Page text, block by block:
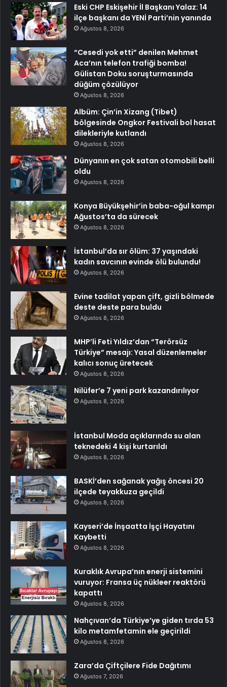
Eski CHP Eskişehir İl Başkanı Yalaz: 14
ilçe başkanı da YENİ Parti’nin yanında
Ağustos 8, 2026
“Cesedi yok etti” denilen Mehmet
Aca’nın telefon trafiği bomba!
Gülistan Doku soruşturmasında
düğüm çözülüyor
Ağustos 8, 2026
Albüm: Çin’in Xizang (Tibet)
bölgesinde Ongkor Festivali bol hasat
dilekleriyle kutlandı
Ağustos 8, 2026
Dünyanın en çok satan otomobili belli
oldu
Ağustos 8, 2026
Konya Büyükşehir’in baba-oğul kampı
Ağustos’ta da sürecek
Ağustos 8, 2026
İstanbul’da sır ölüm: 37 yaşındaki
kadın savcının evinde ölü bulundu!
Ağustos 8, 2026
Evine tadilat yapan çift, gizli bölmede
deste deste para buldu
Ağustos 8, 2026
MHP’li Feti Yıldız’dan “Terörsüz
Türkiye” mesajı: Yasal düzenlemeler
kalıcı sonuç üretecek
Ağustos 8, 2026
Nilüfer’e 7 yeni park kazandırılıyor
Ağustos 8, 2026
İstanbul Moda açıklarında su alan
teknedeki 4 kişi kurtarıldı
Ağustos 8, 2026
BASKİ’den sağanak yağış öncesi 20
ilçede teyakkuza geçildi
Ağustos 8, 2026
Kayseri’de İnşaatta İşçi Hayatını
Kaybetti
Ağustos 8, 2026
Kuraklık Avrupa’nın enerji sistemini
vuruyor: Fransa üç nükleer reaktörü
kapattı
Ağustos 8, 2026
Nahçıvan’da Türkiye’ye giden tırda 53
kilo metamfetamin ele geçirildi
Ağustos 8, 2026
Zara’da Çiftçilere Fide Dağıtımı
Ağustos 7, 2026